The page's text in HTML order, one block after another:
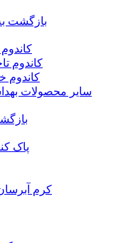
بازگشت
کاندوم
کاندوم
سایر محصولات
پاک
کرم